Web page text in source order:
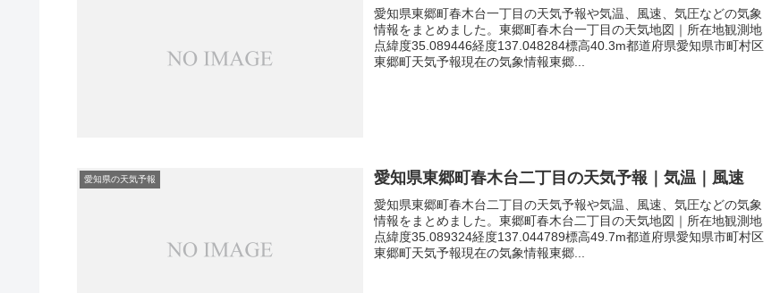
愛知県東郷町春木台一丁目の天気予報や気温、風速、気圧などの気象
情報をまとめました。東郷町春木台一丁目の天気地図｜所在地観測地
点緯度35.089446経度137.048284標高40.3m都道府県愛知県市町村区
東郷町天気予報現在の気象情報東郷...
愛知県の天気予報 愛知県東郷町春木台二丁目の天気予報｜気温｜風速
愛知県東郷町春木台二丁目の天気予報や気温、風速、気圧などの気象
情報をまとめました。東郷町春木台二丁目の天気地図｜所在地観測地
点緯度35.089324経度137.044789標高49.7m都道府県愛知県市町村区
東郷町天気予報現在の気象情報東郷...